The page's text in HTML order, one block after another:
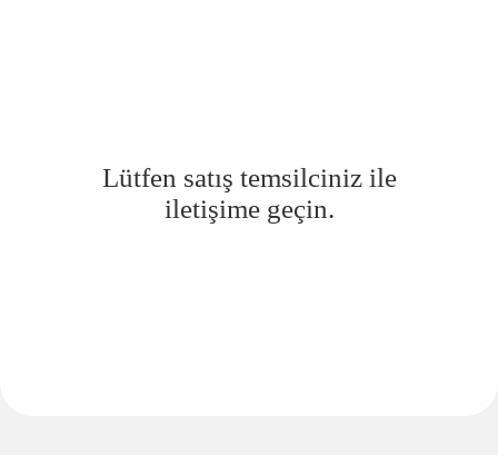
Lütfen satış temsilciniz ile
iletişime geçin.